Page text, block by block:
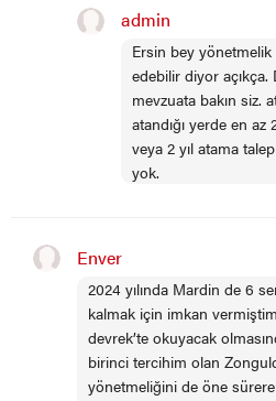
admin
Ersin bey
edebilir diyor açıkça.
mevzuata bakın siz.
atandığı yerde en az
veya 2 yıl atama
yok.
Enver
2024 yılında Mardin de 6
kalmak için imkan
devrek’te okuyacak
birinci tercihim olan
yönetmeliğini de öne